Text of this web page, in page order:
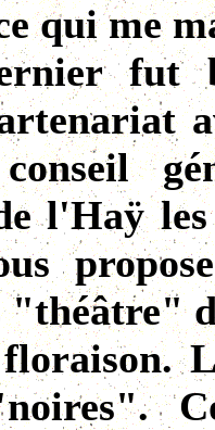
qui me
fut
l'Haÿ
"théâtre"